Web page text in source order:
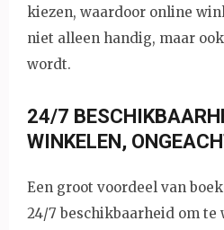
kiezen, waardoor online
niet alleen handig, maar
wordt.
24/7
WINKELEN,
Een groot voordeel van
24/7 beschikbaarheid om te